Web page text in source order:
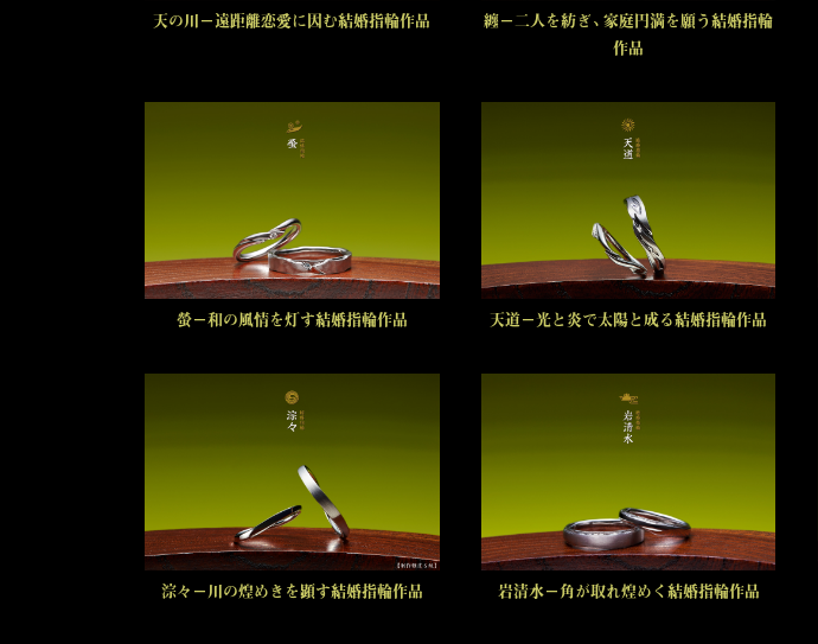
天の川－遠距離恋愛に因む結婚指輪作品
纏－二人を紡ぎ、家庭円満を願う結婚指輪
作品
螢－和の風情を灯す結婚指輪作品 天道－光と炎で太陽と成る結婚指輪作品
淙々－川の煌めきを顕す結婚指輪作品 岩清水－角が取れ煌めく結婚指輪作品